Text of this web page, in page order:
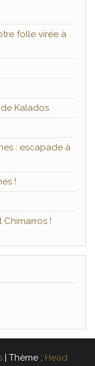
folle virée à
Kalados
: escapade à
!
!
| Thème : Head